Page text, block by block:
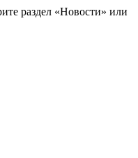
раздел «Новости» или